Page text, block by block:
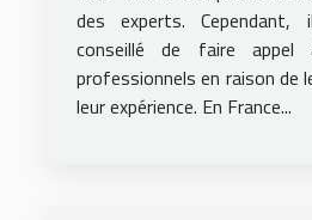
des experts.
conseillé de faire appel
professionnels en raison de
leur expérience. En France...